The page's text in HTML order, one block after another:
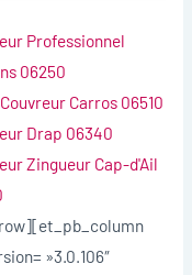
Professionnel
06250
Carros 06510
Drap 06340
Zingueur Cap-d'Ail
»3.0.106″